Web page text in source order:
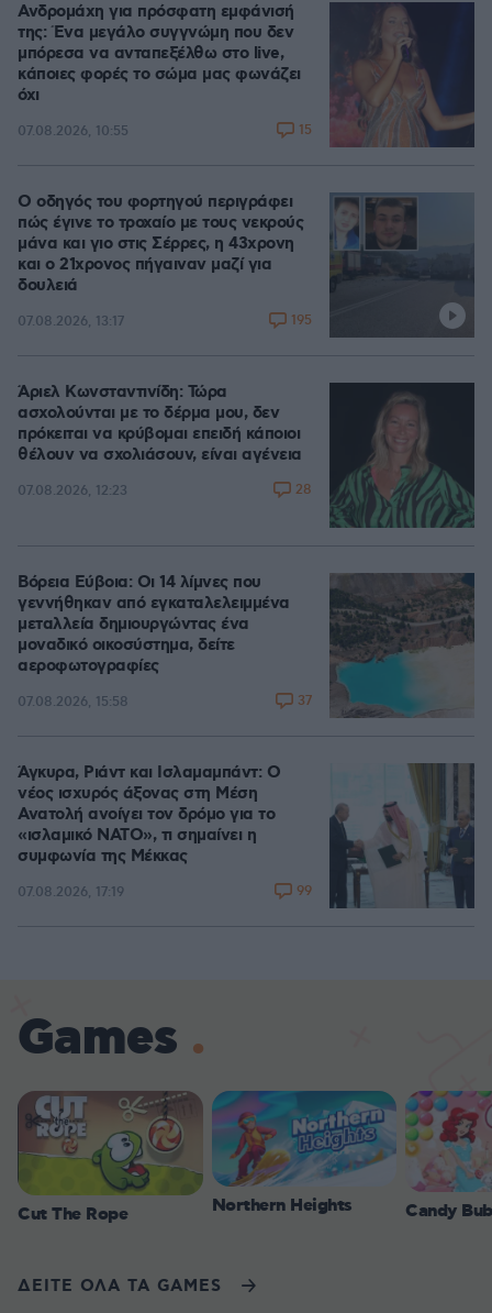
Ανδρομάχη για πρόσφατη εμφάνισή
της: Ένα μεγάλο συγγνώμη που δεν
μπόρεσα να ανταπεξέλθω στο live,
κάποιες φορές το σώμα μας φωνάζει
όχι
07.08.2026, 10:55 15
Ο οδηγός του φορτηγού περιγράφει
πώς έγινε το τροχαίο με τους νεκρούς
μάνα και γιο στις Σέρρες, η 43χρονη
και ο 21χρονος πήγαιναν μαζί για
δουλειά
07.08.2026, 13:17 195
Άριελ Κωνσταντινίδη: Τώρα
ασχολούνται με το δέρμα μου, δεν
πρόκειται να κρύβομαι επειδή κάποιοι
θέλουν να σχολιάσουν, είναι αγένεια
07.08.2026, 12:23 28
Βόρεια Εύβοια: Οι 14 λίμνες που
γεννήθηκαν από εγκαταλελειμμένα
μεταλλεία δημιουργώντας ένα
μοναδικό οικοσύστημα, δείτε
αεροφωτογραφίες
07.08.2026, 15:58 37
Άγκυρα, Ριάντ και Ισλαμαμπάντ: Ο
νέος ισχυρός άξονας στη Μέση
Ανατολή ανοίγει τον δρόμο για το
«ισλαμικό ΝΑΤΟ», τι σημαίνει η
συμφωνία της Μέκκας
07.08.2026, 17:19 99
Games
Cut The Rope Northern Heights Candy
ΔΕΙΤΕ ΟΛΑ ΤΑ GAMES